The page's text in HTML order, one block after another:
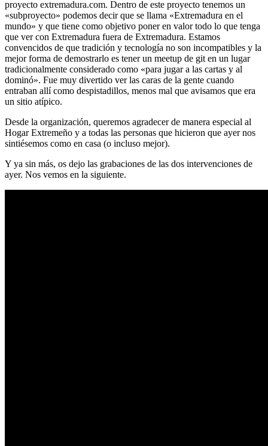
proyecto extremadura.com. Dentro de este proyecto tenemos un
«subproyecto» podemos decir que se llama «Extremadura en el
mundo» y que tiene como objetivo poner en valor todo lo que tenga
que ver con Extremadura fuera de Extremadura. Estamos
convencidos de que tradición y tecnología no son incompatibles y la
mejor forma de demostrarlo es tener un meetup de git en un lugar
tradicionalmente considerado como «para jugar a las cartas y al
dominó». Fue muy divertido ver las caras de la gente cuando
entraban allí como despistadillos, menos mal que avisamos que era
un sitio atípico.
Desde la organización, queremos agradecer de manera especial al
Hogar Extremeño y a todas las personas que hicieron que ayer nos
sintiésemos como en casa (o incluso mejor).
Y ya sin más, os dejo las grabaciones de las dos intervenciones de
ayer. Nos vemos en la siguiente.